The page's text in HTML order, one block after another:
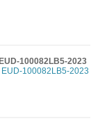
100082LB5-2023